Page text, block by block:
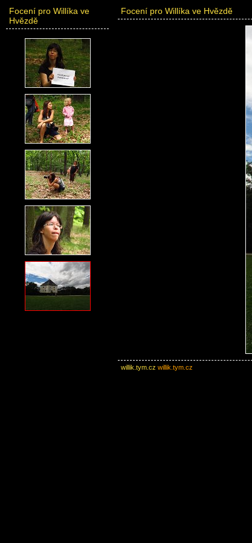
Focení pro Willíka ve
Hvězdě
Focení pro Willíka ve Hvězdě
willik.tym.cz willik.tym.cz